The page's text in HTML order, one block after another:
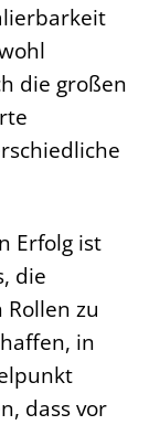
die großen
Erfolg ist
die
zu
in
dass vor